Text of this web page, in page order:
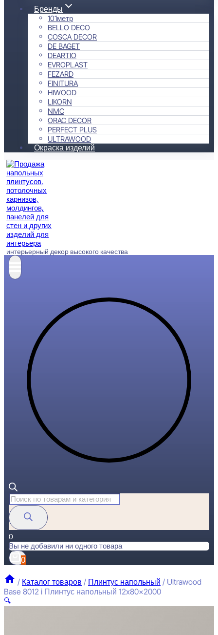
Бренды
101метр
BELLO DECO
COSCA DECOR
DE BAGET
DEARTIO
EVROPLAST
FEZARD
FINITURA
HIWOOD
LIKORN
NMC
ORAC DECOR
PERFECT PLUS
ULTRAWOOD
Окраска изделий
интерьерный декор высокого качества
Поиск
товаров
0
Вы не добавили ни одного товара
0
/ Каталог товаров / Плинтус напольный / Ultrawood
Base 8012 i Плинтус напольный 12x80x2000
🔍